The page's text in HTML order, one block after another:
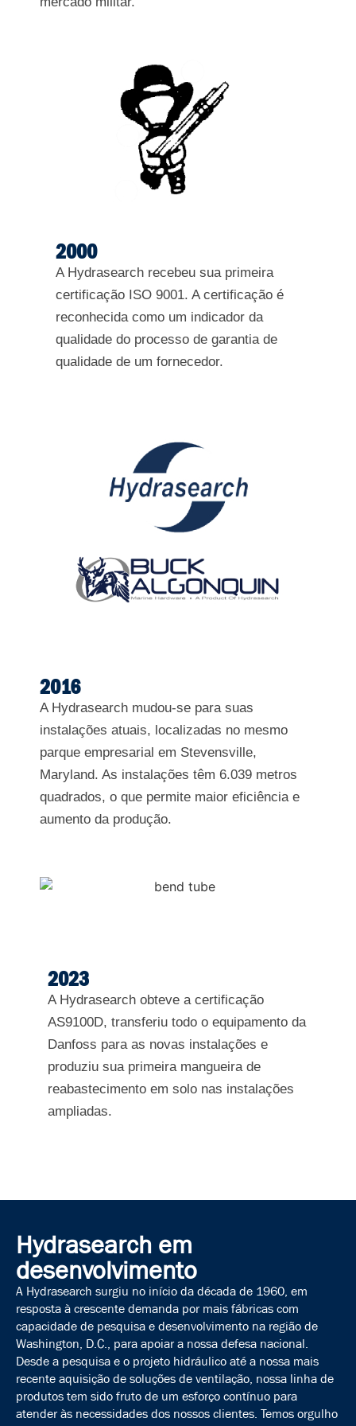
2000
A Hydrasearch recebeu sua primeira
certificação ISO 9001. A certificação é
reconhecida como um indicador da
qualidade do processo de garantia de
qualidade de um fornecedor.
2016
A Hydrasearch mudou-se para suas
instalações atuais, localizadas no mesmo
parque empresarial em Stevensville,
Maryland. As instalações têm 6.039 metros
quadrados, o que permite maior eficiência e
aumento da produção.
2023
A Hydrasearch obteve a certificação
AS9100D, transferiu todo o equipamento da
Danfoss para as novas instalações e
produziu sua primeira mangueira de
reabastecimento em solo nas instalações
ampliadas.
Hydrasearch em
desenvolvimento
A Hydrasearch surgiu no início da década de 1960, em
resposta à crescente demanda por mais fábricas com
capacidade de pesquisa e desenvolvimento na região de
Washington, D.C., para apoiar a nossa defesa nacional.
Desde a pesquisa e o projeto hidráulico até a nossa mais
recente aquisição de soluções de ventilação, nossa linha de
produtos tem sido fruto de um esforço contínuo para
atender às necessidades dos nossos clientes. Temos orgulho